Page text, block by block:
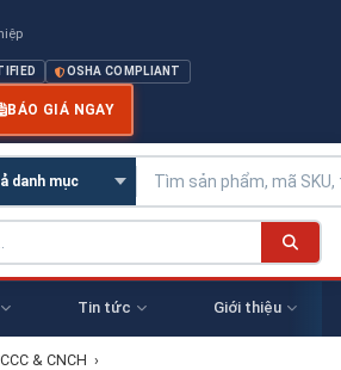
OSHA COMPLIANT
BÁO GIÁ NGAY
Tin tức Giới thiệu
& CNCH ›